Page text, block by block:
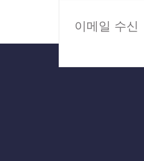
이메일 수신